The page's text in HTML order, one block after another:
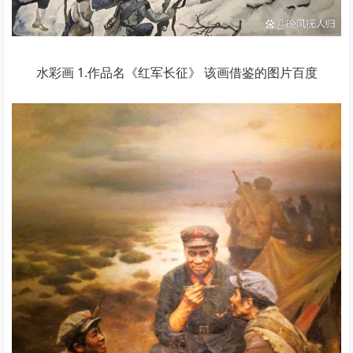
水彩画 1.作品名《红军长征》 该画借鉴的图片百度